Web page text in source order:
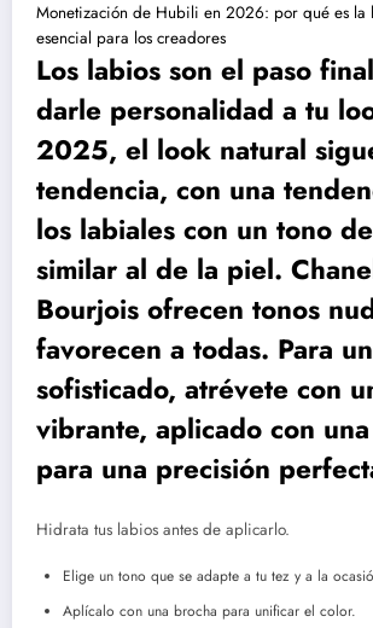
Monetización de Hubili en 2026: por qué es la
esencial para los creadores
Los labios son el paso
darle personalidad a tu
2025, el look natural
tendencia, con una
los labiales con un tono
similar al de la piel.
Bourjois ofrecen tonos
favorecen a todas. Para
sofisticado, atrévete con
vibrante, aplicado con
para una precisión
Hidrata tus labios antes de aplicarlo.
Elige un tono que se adapte a tu tez y a la
Aplícalo con una brocha para unificar el color.